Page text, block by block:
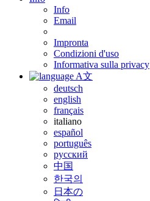
Info
Email
Impronta
Condizioni d'uso
Informativa sulla privacy
A文
deutsch
english
français
italiano
español
português
русский
中国
한국의
日本の